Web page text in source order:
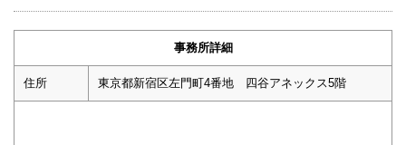
事務所詳細
住所 東京都新宿区左門町4番地 四谷アネックス5階